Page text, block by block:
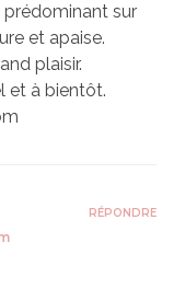
prédominant sur
et apaise.
plaisir.
et à bientôt.
RÉPONDRE